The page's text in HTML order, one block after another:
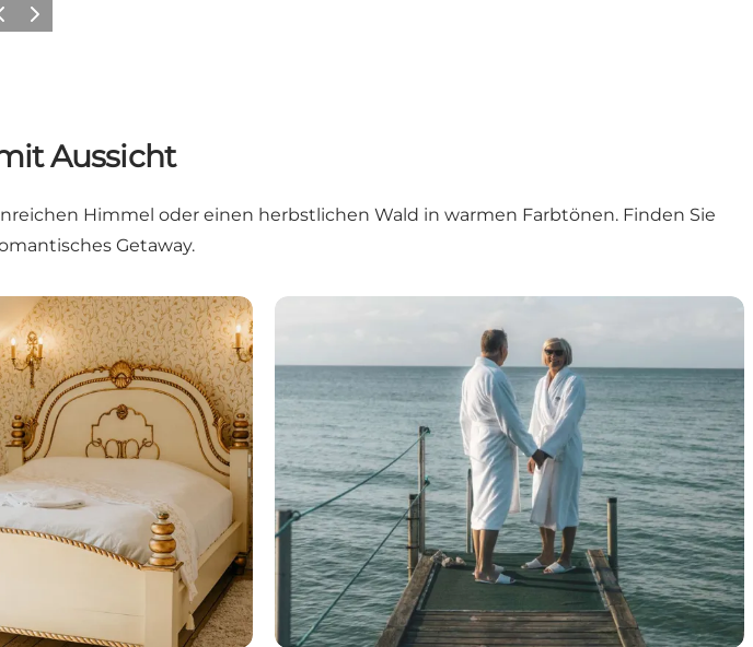
Weiter
Aussicht
Himmel oder einen herbstlichen Wald in warmen Farbtönen. Finden Sie
Getaway.
magisches PärchenwochenendeEin romantisches Wochenende in Sicht